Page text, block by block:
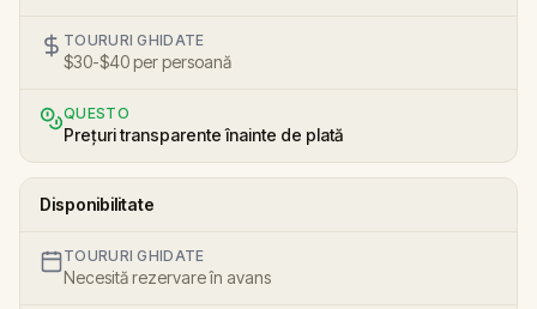
TOURURI GHIDATE
$30-$40 per persoană
QUESTO
Prețuri transparente înainte de plată
Disponibilitate
TOURURI GHIDATE
Necesită rezervare în avans